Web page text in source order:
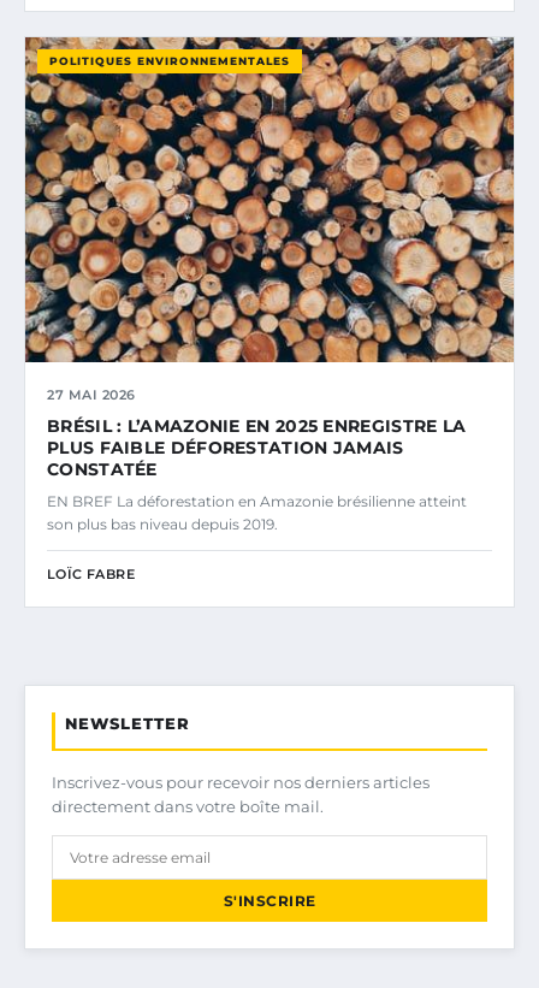
POLITIQUES ENVIRONNEMENTALES
27 MAI 2026
BRÉSIL : L’AMAZONIE EN 2025 ENREGISTRE LA
PLUS FAIBLE DÉFORESTATION JAMAIS
CONSTATÉE
EN BREF La déforestation en Amazonie brésilienne atteint
son plus bas niveau depuis 2019.
LOÏC FABRE
NEWSLETTER
Inscrivez-vous pour recevoir nos derniers articles
directement dans votre boîte mail.
S'INSCRIRE